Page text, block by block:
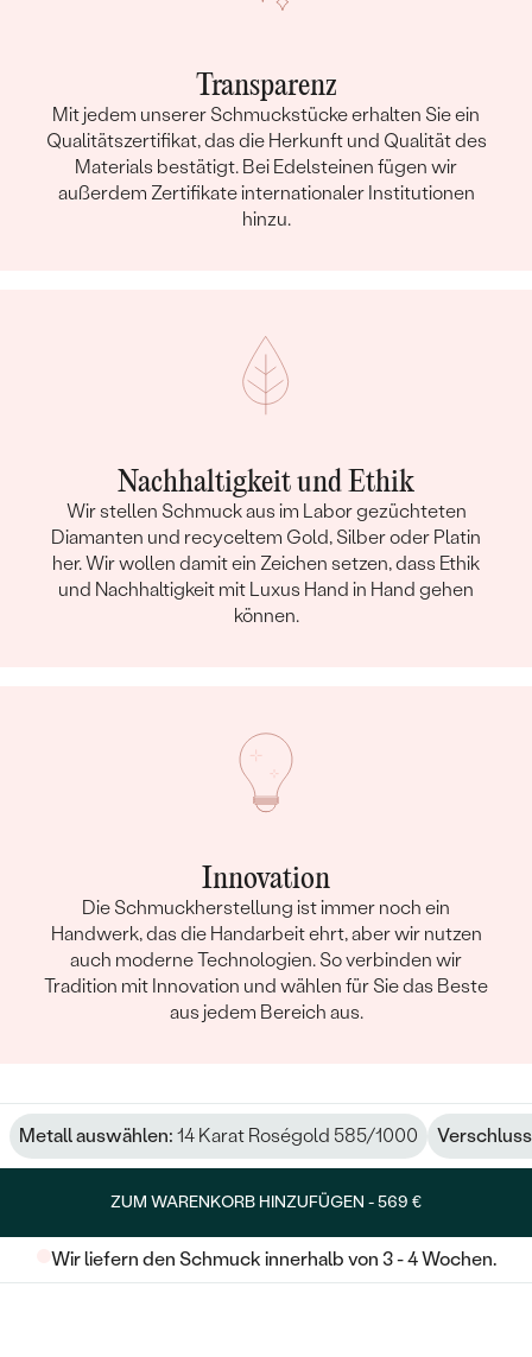
Transparenz
Mit jedem unserer Schmuckstücke erhalten Sie ein
Qualitätszertifikat, das die Herkunft und Qualität des
Materials bestätigt. Bei Edelsteinen fügen wir
außerdem Zertifikate internationaler Institutionen
hinzu.
Nachhaltigkeit und Ethik
Wir stellen Schmuck aus im Labor gezüchteten
Diamanten und recyceltem Gold, Silber oder Platin
her. Wir wollen damit ein Zeichen setzen, dass Ethik
und Nachhaltigkeit mit Luxus Hand in Hand gehen
können.
Innovation
Die Schmuckherstellung ist immer noch ein
Handwerk, das die Handarbeit ehrt, aber wir nutzen
auch moderne Technologien. So verbinden wir
Tradition mit Innovation und wählen für Sie das Beste
aus jedem Bereich aus.
Metall auswählen: 14 Karat Roségold 585/1000
ZUM WARENKORB HINZUFÜGEN -569 €
Wir liefern den Schmuck innerhalb von 3 - 4 Wochen.